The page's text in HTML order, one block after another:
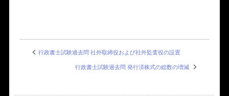
行政書士試験過去問 社外取締役および社外監査役の設置
行政書士試験過去問 発行済株式の総数の増減